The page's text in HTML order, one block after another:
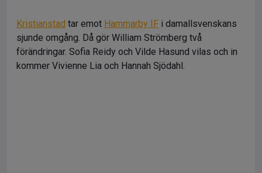
Kristianstad tar emot Hammarby IF i damallsvenskans
sjunde omgång. Då gör William Strömberg två
förändringar. Sofia Reidy och Vilde Hasund vilas och in
kommer Vivienne Lia och Hannah Sjödahl.